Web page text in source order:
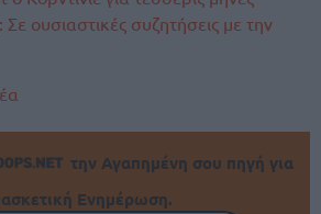
ουσιαστικές συζητήσεις με την
την Αγαπημένη σου πηγή για
Ενημέρωση.